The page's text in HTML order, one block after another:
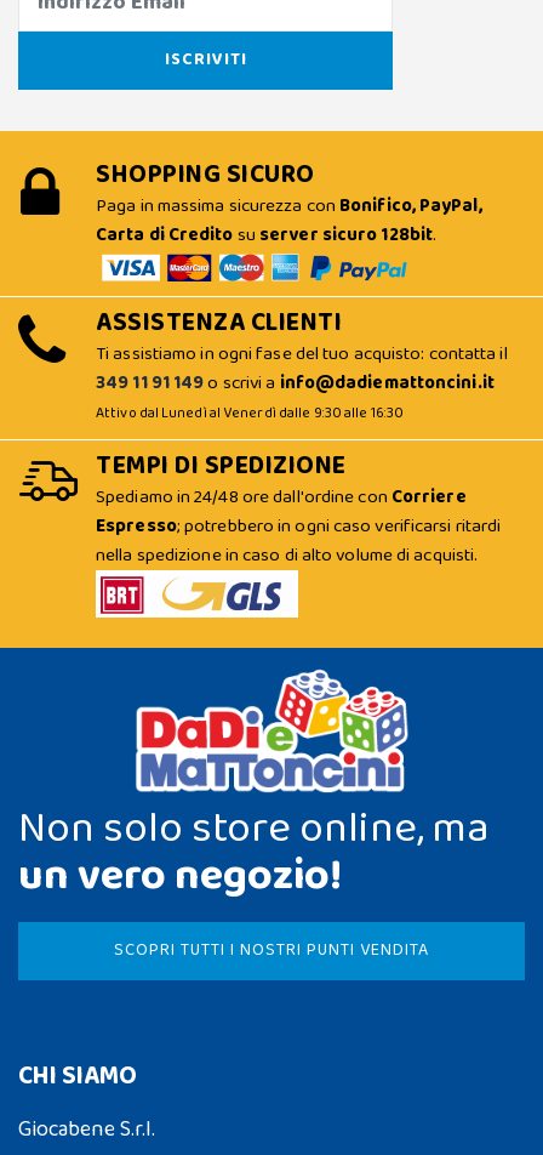
SHOPPING SICURO
Paga in massima sicurezza con Bonifico, PayPal,
Carta di Creditosu server sicuro 128bit.
ASSISTENZA CLIENTI
Ti assistiamo in ogni fase del tuo acquisto: contatta il
349 11 91 149o scrivi a info@dadiemattoncini.it
Attivo dal Lunedì al Venerdì dalle 9:30 alle 16:30
TEMPI DI SPEDIZIONE
Spediamo in 24/48 ore dall'ordine con Corriere
Espresso; potrebbero in ogni caso verificarsi ritardi
nella spedizione in caso di alto volume di acquisti.
Non solo store online, ma
un vero negozio!
SCOPRI TUTTI I NOSTRI PUNTI VENDITA
CHI SIAMO
Giocabene S.r.l.